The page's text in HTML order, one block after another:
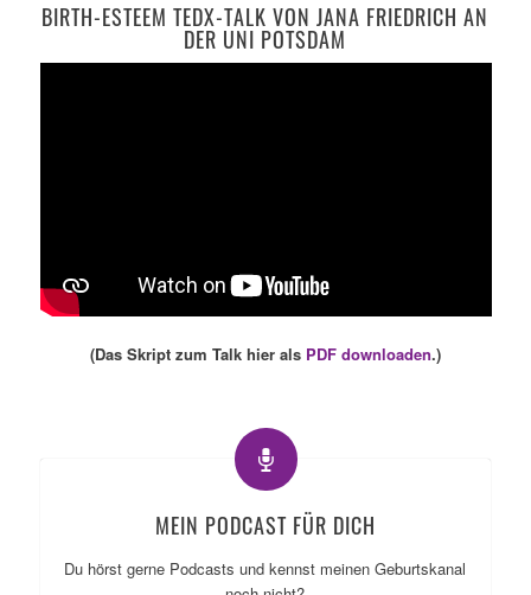
BIRTH-ESTEEM TEDX-TALK VON JANA FRIEDRICH AN
DER UNI POTSDAM
(Das Skript zum Talk hier als PDF downloaden.)
MEIN PODCAST FÜR DICH
Du hörst gerne Podcasts und kennst meinen Geburtskanal